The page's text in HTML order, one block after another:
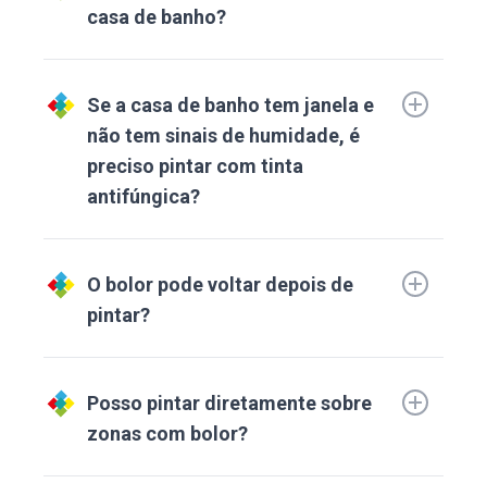
casa de banho?
Se a casa de banho tem janela e
não tem sinais de humidade, é
preciso pintar com tinta
antifúngica?
O bolor pode voltar depois de
pintar?
Posso pintar diretamente sobre
zonas com bolor?